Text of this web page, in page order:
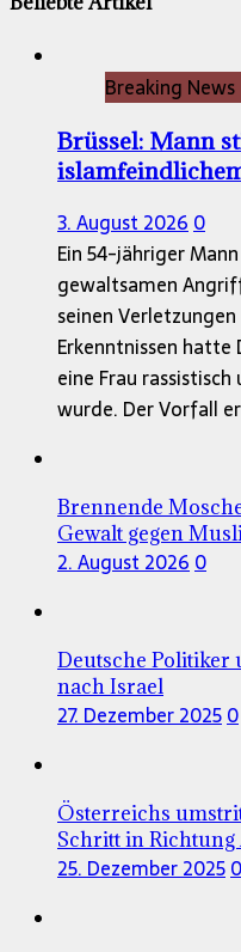
Breaking News
Brüssel: Mann
3. August 20260
Ein 54-jähriger
gewaltsamen
seinen
Erkenntnissen
eine Frau
wurde. Der Vorfall
Brennende
Gewalt gegen
2. August 20260
Deutsche Politiker
nach Israel
27. Dezember 20250
Österreichs
Schritt in
25. Dezember 20250